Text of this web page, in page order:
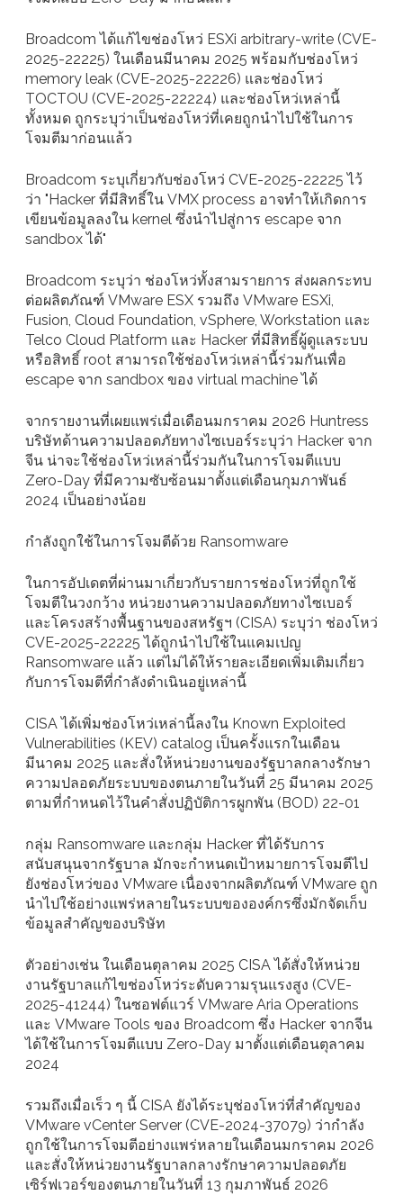
Broadcom ได้แก้ไขช่องโหว่ ESXi arbitrary-write (CVE-
2025-22225) ในเดือนมีนาคม 2025 พร้อมกับช่องโหว่
memory leak (CVE-2025-22226) และช่องโหว่
TOCTOU (CVE-2025-22224) และช่องโหว่เหล่านี้
ทั้งหมด ถูกระบุว่าเป็นช่องโหว่ที่เคยถูกนำไปใช้ในการ
โจมตีมาก่อนแล้ว
Broadcom ระบุเกี่ยวกับช่องโหว่ CVE-2025-22225 ไว้
ว่า "Hacker ที่มีสิทธิ์ใน VMX process อาจทำให้เกิดการ
เขียนข้อมูลลงใน kernel ซึ่งนำไปสู่การ escape จาก
sandbox ได้"
Broadcom ระบุว่า ช่องโหว่ทั้งสามรายการ ส่งผลกระทบ
ต่อผลิตภัณฑ์ VMware ESX รวมถึง VMware ESXi,
Fusion, Cloud Foundation, vSphere, Workstation และ
Telco Cloud Platform และ Hacker ที่มีสิทธิ์ผู้ดูแลระบบ
หรือสิทธิ์ root สามารถใช้ช่องโหว่เหล่านี้ร่วมกันเพื่อ
escape จาก sandbox ของ virtual machine ได้
จากรายงานที่เผยแพร่เมื่อเดือนมกราคม 2026 Huntress
บริษัทด้านความปลอดภัยทางไซเบอร์ระบุว่า Hacker จาก
จีน น่าจะใช้ช่องโหว่เหล่านี้ร่วมกันในการโจมตีแบบ
Zero-Day ที่มีความซับซ้อนมาตั้งแต่เดือนกุมภาพันธ์
2024 เป็นอย่างน้อย
กำลังถูกใช้ในการโจมตีด้วย Ransomware
ในการอัปเดตที่ผ่านมาเกี่ยวกับรายการช่องโหว่ที่ถูกใช้
โจมตีในวงกว้าง หน่วยงานความปลอดภัยทางไซเบอร์
และโครงสร้างพื้นฐานของสหรัฐฯ (CISA) ระบุว่า ช่องโหว่
CVE-2025-22225 ได้ถูกนำไปใช้ในแคมเปญ
Ransomware แล้ว แต่ไม่ได้ให้รายละเอียดเพิ่มเติมเกี่ยว
กับการโจมตีที่กำลังดำเนินอยู่เหล่านี้
CISA ได้เพิ่มช่องโหว่เหล่านี้ลงใน Known Exploited
Vulnerabilities (KEV) catalog เป็นครั้งแรกในเดือน
มีนาคม 2025 และสั่งให้หน่วยงานของรัฐบาลกลางรักษา
ความปลอดภัยระบบของตนภายในวันที่ 25 มีนาคม 2025
ตามที่กำหนดไว้ในคำสั่งปฏิบัติการผูกพัน (BOD) 22-01
กลุ่ม Ransomware และกลุ่ม Hacker ที่ได้รับการ
สนับสนุนจากรัฐบาล มักจะกำหนดเป้าหมายการโจมตีไป
ยังช่องโหว่ของ VMware เนื่องจากผลิตภัณฑ์ VMware ถูก
นำไปใช้อย่างแพร่หลายในระบบขององค์กรซึ่งมักจัดเก็บ
ข้อมูลสำคัญของบริษัท
ตัวอย่างเช่น ในเดือนตุลาคม 2025 CISA ได้สั่งให้หน่วย
งานรัฐบาลแก้ไขช่องโหว่ระดับความรุนแรงสูง (CVE-
2025-41244) ในซอฟต์แวร์ VMware Aria Operations
และ VMware Tools ของ Broadcom ซึ่ง Hacker จากจีน
ได้ใช้ในการโจมตีแบบ Zero-Day มาตั้งแต่เดือนตุลาคม
2024
รวมถึงเมื่อเร็ว ๆ นี้ CISA ยังได้ระบุช่องโหว่ที่สำคัญของ
VMware vCenter Server (CVE-2024-37079) ว่ากำลัง
ถูกใช้ในการโจมตีอย่างแพร่หลายในเดือนมกราคม 2026
และสั่งให้หน่วยงานรัฐบาลกลางรักษาความปลอดภัย
เซิร์ฟเวอร์ของตนภายในวันที่ 13 กุมภาพันธ์ 2026